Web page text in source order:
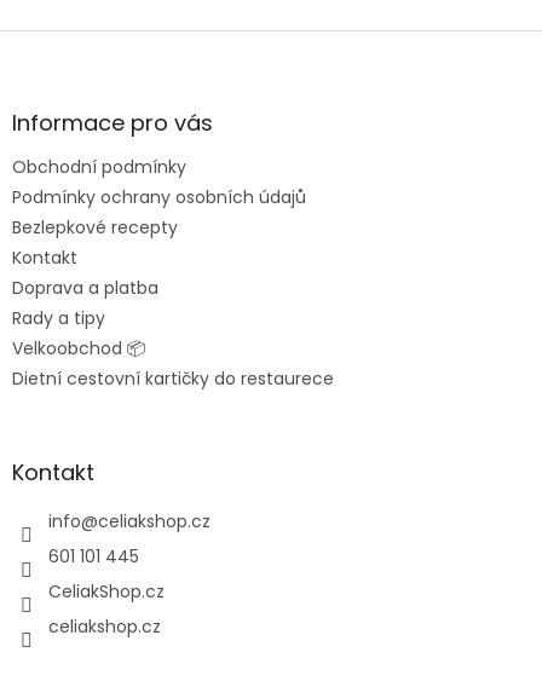
Z
aInformace pro vás
Obchodní podmínky
Podmínky ochrany osobních údajů
Bezlepkové recepty
Kontakt
Doprava a platba
Rady a tipy
Velkoobchod 📦
Dietní cestovní kartičky do restaurece
Kontakt
info@celiakshop.cz
601 101 445
CeliakShop.cz
celiakshop.cz